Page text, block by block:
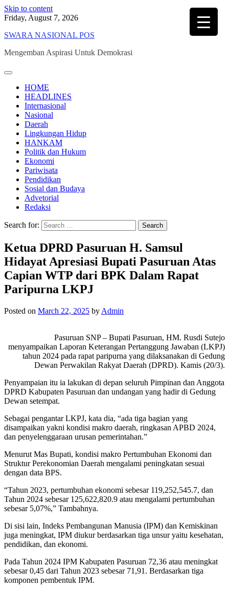
Skip to content
Friday, August 7, 2026
SWARA NASIONAL POS
Mengemban Aspirasi Untuk Demokrasi
HOME
HEADLINES
Internasional
Nasional
Daerah
Lingkungan Hidup
HANKAM
Politik dan Hukum
Ekonomi
Pariwisata
Pendidikan
Sosial dan Budaya
Advetorial
Redaksi
Search for:
Ketua DPRD Pasuruan H. Samsul
Hidayat Apresiasi Bupati Pasuruan Atas
Capian WTP dari BPK Dalam Rapat
Paripurna LKPJ
Posted on March 22, 2025 by Admin
Pasuruan SNP – Bupati Pasuruan, HM. Rusdi Sutejo
menyampaikan Laporan Keterangan Pertanggung Jawaban (LKPJ)
tahun 2024 pada rapat paripurna yang dilaksanakan di Gedung
Dewan Perwakilan Rakyat Daerah (DPRD). Kamis (20/3).
Penyampaian itu ia lakukan di depan seluruh Pimpinan dan Anggota
DPRD Kabupaten Pasuruan dan undangan yang hadir di Gedung
Dewan setempat.
Sebagai pengantar LKPJ, kata dia, “ada tiga bagian yang
disampaikan yakni kondisi makro daerah, ringkasan APBD 2024,
dan penyelenggaraan urusan pemerintahan.”
Menurut Mas Bupati, kondisi makro Pertumbuhan Ekonomi dan
Struktur Perekonomian Daerah mengalami peningkatan sesuai
dengan data BPS.
“Tahun 2023, pertumbuhan ekonomi sebesar 119,252,545.7, dan
Tahun 2024 sebesar 125,622,820.9 atau mengalami pertumbuhan
sebesar 5,07%,” Tambahnya.
Di sisi lain, Indeks Pembangunan Manusia (IPM) dan Kemiskinan
juga meningkat, IPM diukur berdasarkan tiga unsur yaitu kesehatan,
pendidikan, dan ekonomi.
Pada Tahun 2024 IPM Kabupaten Pasuruan 72,36 atau meningkat
sebesar 0,45 dari Tahun 2023 sebesar 71,91. Berdasarkan tiga
komponen pembentuk IPM.